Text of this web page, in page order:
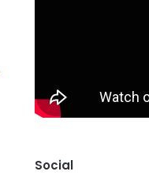
Social